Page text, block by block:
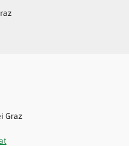
Graz